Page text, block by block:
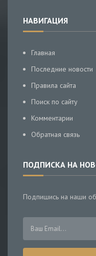
НАВИГАЦИЯ
Главная
Последние новости
Правила сайта
Поиск по сайту
Комментарии
Обратная связь
ПОДПИСКА НА
Подпишись на наши